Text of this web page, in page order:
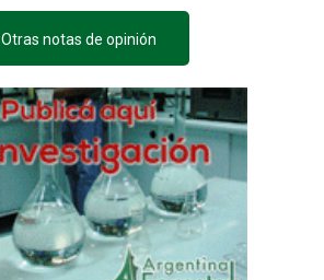
Otras notas de opinión